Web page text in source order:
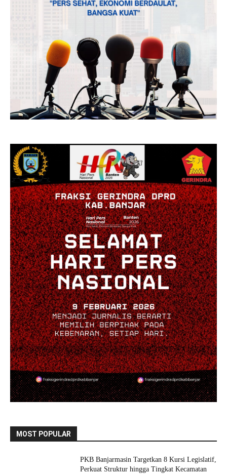
MOST POPULAR
PKB Banjarmasin Targetkan 8 Kursi Legislatif,
Perkuat Struktur hingga Tingkat Kecamatan